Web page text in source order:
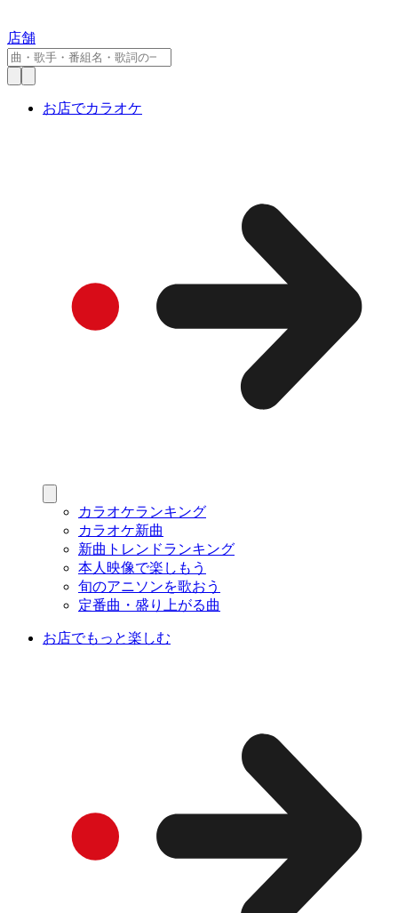
店舗
お店でカラオケ
カラオケランキング
カラオケ新曲
新曲トレンドランキング
本人映像で楽しもう
旬のアニソンを歌おう
定番曲・盛り上がる曲
お店でもっと楽しむ